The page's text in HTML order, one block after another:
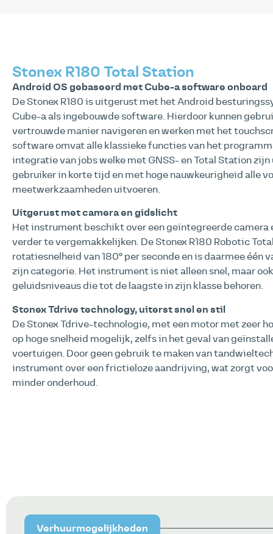
Stonex R180 Total Station
Android OS gebaseerd met Cube-a software onboard
De Stonex R180 is uitgerust met het Android
Cube-a als ingebouwde software. Hierdoor kunnen
vertrouwde manier navigeren en werken met het
software omvat alle klassieke functies van het
integratie van jobs welke met GNSS- en Total Station
gebruiker in korte tijd en met hoge nauwkeurigheid alle
meetwerkzaamheden uitvoeren.
Uitgerust met camera en gidslicht
Het instrument beschikt over een geïntegreerde
verder te vergemakkelijken. De Stonex R180 Robotic
rotatiesnelheid van 180° per seconde en is daarmee één
zijn categorie. Het instrument is niet alleen snel, maar
geluidsniveaus die tot de laagste in zijn klasse behoren.
Stonex Tdrive technology, uiterst snel en stil
De Stonex Tdrive-technologie, met een motor met zeer
op hoge snelheid mogelijk, zelfs in het geval van
voertuigen. Door geen gebruik te maken van
instrument over een frictieloze aandrijving, wat zorgt
minder onderhoud.
Verhuurmogelijkheden